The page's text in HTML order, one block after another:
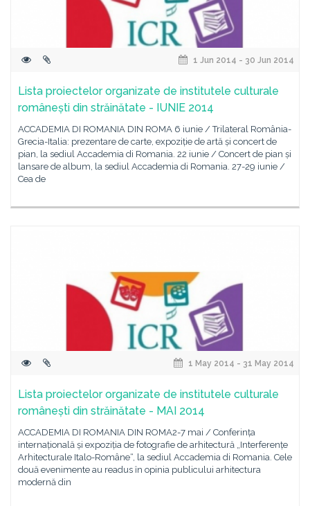
1 Jun 2014 - 30 Jun 2014
Lista proiectelor organizate de institutele culturale
românești din străinătate - IUNIE 2014
ACCADEMIA DI ROMANIA DIN ROMA 6 iunie / Trilateral România-
Grecia-Italia: prezentare de carte, expoziție de artă și concert de
pian, la sediul Accademia di Romania. 22 iunie / Concert de pian și
lansare de album, la sediul Accademia di Romania. 27-29 iunie /
Cea de
1 May 2014 - 31 May 2014
Lista proiectelor organizate de institutele culturale
românești din străinătate - MAI 2014
ACCADEMIA DI ROMANIA DIN ROMA2-7 mai / Conferința
internațională și expoziția de fotografie de arhitectură „Interferențe
Arhitecturale Italo-Române“, la sediul Accademia di Romania. Cele
două evenimente au readus ȋn opinia publicului arhitectura
modernă din